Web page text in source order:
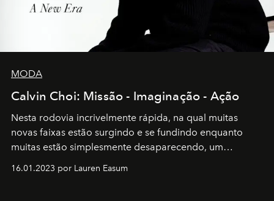
MODA
Calvin Choi: Missão - Imaginação - Ação
Nesta rodovia incrivelmente rápida, na qual muitas
novas faixas estão surgindo e se fundindo enquanto
muitas estão simplesmente desaparecendo, um
transportador AMTD abrindo caminho para muitos
16.01.2023 por Lauren Easum